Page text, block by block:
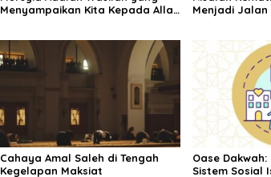
Menyampaikan Kita Kepada Allah
Menjadi Jalan
Cahaya Amal Saleh di Tengah
Kegelapan Maksiat
Oase
Sistem Sosial